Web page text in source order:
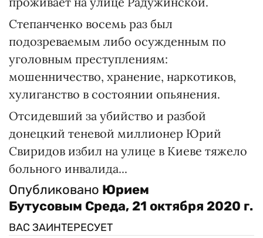
Степанченко восемь раз был
подозреваемым либо осужденным по
уголовным преступлениям:
мошенничество, хранение, наркотиков,
хулиганство в состоянии опьянения.
Отсидевший за убийство и разбой
донецкий теневой миллионер Юрий
Свиридов избил на улице в Киеве тяжело
больного инвалида...
Опубликовано Юрием
Бутусовым Среда, 21 октября 2020 г.
ВАС ЗАИНТЕРЕСУЕТ